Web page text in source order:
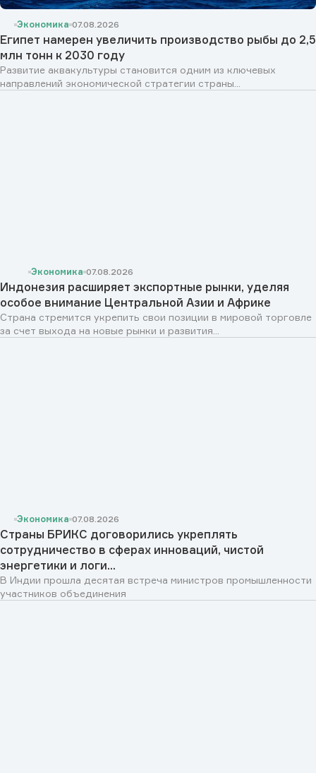
Экономика 07.08.2026
Египет намерен увеличить производство рыбы до 2,5
млн тонн к 2030 году
Развитие аквакультуры становится одним из ключевых
направлений экономической стратегии страны...
Экономика 07.08.2026
Индонезия расширяет экспортные рынки, уделяя
особое внимание Центральной Азии и Африке
Страна стремится укрепить свои позиции в мировой торговле
за счет выхода на новые рынки и развития...
Экономика 07.08.2026
Страны БРИКС договорились укреплять
сотрудничество в сферах инноваций, чистой
энергетики и логи...
В Индии прошла десятая встреча министров промышленности
участников объединения